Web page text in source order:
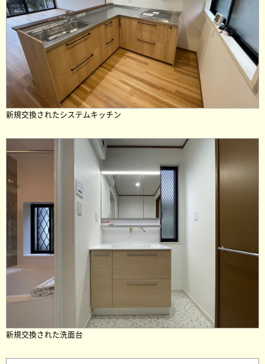
新規交換されたシステムキッチン
新規交換された洗面台